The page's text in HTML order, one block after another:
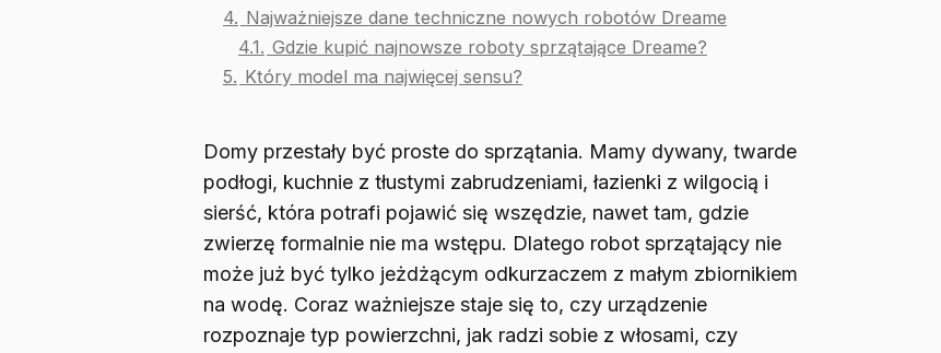
4. Najważniejsze dane techniczne nowych robotów Dreame
4.1. Gdzie kupić najnowsze roboty sprzątające Dreame?
5. Który model ma najwięcej sensu?
Domy przestały być proste do sprzątania. Mamy dywany, twarde
podłogi, kuchnie z tłustymi zabrudzeniami, łazienki z wilgocią i
sierść, która potrafi pojawić się wszędzie, nawet tam, gdzie
zwierzę formalnie nie ma wstępu. Dlatego robot sprzątający nie
może już być tylko jeżdżącym odkurzaczem z małym zbiornikiem
na wodę. Coraz ważniejsze staje się to, czy urządzenie
rozpoznaje typ powierzchni, jak radzi sobie z włosami, czy